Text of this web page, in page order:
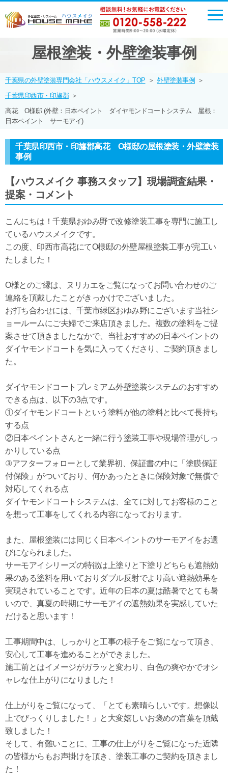
屋根塗装・外壁塗装事例
千葉県の外壁塗装専門会社「ハウスメイク」TOP ＞ 外壁塗装事例
＞
千葉県印西市・印旛郡 ＞
高花 O様邸 (外壁：日本ペイント ダイヤモンドコートシステム 屋根：
日本ペイント サーモアイ)
千葉県印西市・印旛郡高花 O様邸の屋根塗装・外壁塗装
事例
【ハウスメイク 事務スタッフ】現場調査結果・
提案・コメント
こんにちは！千葉県おゆみ野で改修塗装工事を専門に施工し
ているハウスメイクです。
この度、印西市高花にてO様邸の外壁屋根塗装工事が完工い
たしました！
O様とのご縁は、ヌリカエをご覧になってお問い合わせのご
連絡を頂戴したことがきっかけでございました。
お打ち合わせには、千葉市緑区おゆみ野にございます当社シ
ョールームにご夫婦でご来店頂きました。複数の塗料をご提
案させて頂きましたなかで、当社おすすめの日本ペイントの
ダイヤモンドコートを気に入ってくださり、ご契約頂きまし
た。
ダイヤモンドコートプレミアム外壁塗装システムのおすすめ
できる点は、以下の3点です。
①ダイヤモンドコートという塗料が他の塗料と比べて長持ち
する点
②日本ペイントさんと一緒に行う塗装工事や現場管理がしっ
かりしている点
③アフターフォローとして業界初、保証書の中に「塗膜保証
付保険」がついており、何かあったときに保険対象で無償で
対応してくれる点
ダイヤモンドコートシステムは、全てに対してお客様のこと
を想って工事をしてくれる内容になっております。
また、屋根塗装には同じく日本ペイントのサーモアイをお選
びになられました。
サーモアイシリーズの特徴は上塗りと下塗りどちらも遮熱効
果のある塗料を用いておりダブル反射でより高い遮熱効果を
実現されていることです。近年の日本の夏は酷暑でとても暑
いので、真夏の時期にサーモアイの遮熱効果を実感していた
だけると思います！
工事期間中は、しっかりと工事の様子をご覧になって頂き、
安心して工事を進めることができました。
施工前とはイメージがガラッと変わり、白色の爽やかでオシ
ャレな仕上がりになりました！
仕上がりをご覧になって、「とても素晴らしいです。想像以
上でびっくりしました！」と大変嬉しいお褒めの言葉を頂戴
致しました！
そして、有難いことに、工事の仕上がりをご覧になった近隣
の皆様からもお声掛けを頂き、塗装工事のご契約を頂きまし
た！